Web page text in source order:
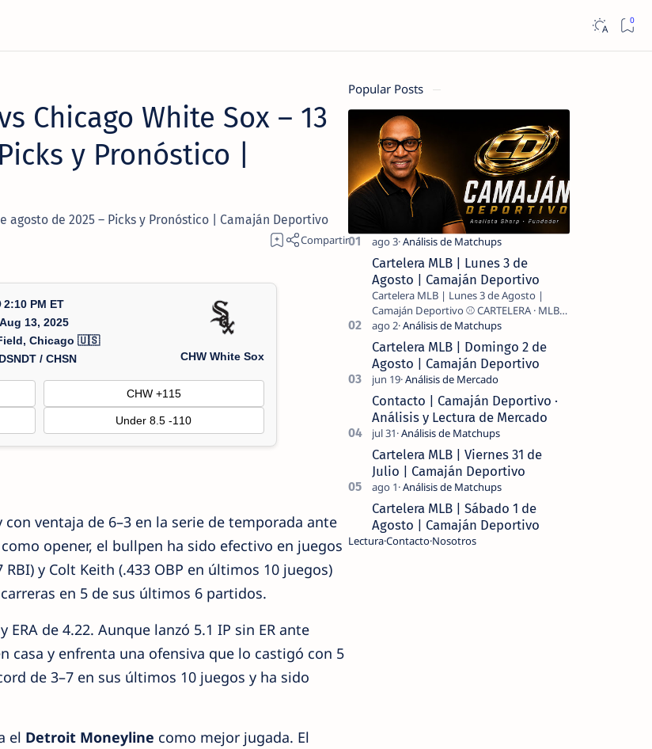
Chicago White Sox – 13
y Pronóstico |
agosto de 2025 – Picks y Pronóstico | Camaján Deportivo
2:10 PM ET
13, 2025
Chicago 🇺🇸
/ CHSN
CHW White Sox
CHW +115
Under 8.5 -110
ventaja de 6–3 en la serie de temporada ante
como opener, el bullpen ha sido efectivo en juegos
RBI) y Colt Keith (.433 OBP en últimos 10 juegos)
en 5 de sus últimos 6 partidos.
ERA de 4.22. Aunque lanzó 5.1 IP sin ER ante
y enfrenta una ofensiva que lo castigó con 5
de 3–7 en sus últimos 10 juegos y ha sido
el Detroit Moneyline como mejor jugada. El
Popular Posts
Cartelera MLB | Lunes 3 de
Agosto | Camaján Deportivo
Cartelera MLB | Lunes 3 de Agosto |
Camaján Deportivo ⚾ CARTELERA · MLB
Cartelera MLB | Domingo 2 de
Agosto | Camaján Deportivo
Contacto | Camaján Deportivo ·
Análisis y Lectura de Mercado
Cartelera MLB | Viernes 31 de
Julio | Camaján Deportivo
Cartelera MLB | Sábado 1 de
Agosto | Camaján Deportivo
LecturaContactoNosotros